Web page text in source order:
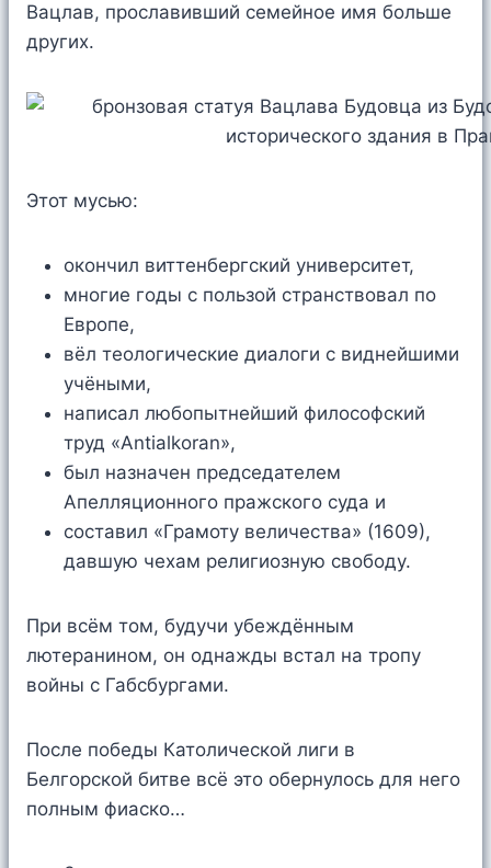
Вацлав, прославивший семейное имя больше
других.
Этот мусью:
окончил виттенбергский университет,
многие годы с пользой странствовал по
Европе,
вёл теологические диалоги с виднейшими
учёными,
написал любопытнейший философский
труд «Antialkoran»,
был назначен председателем
Апелляционного пражского суда и
составил «Грамоту величества» (1609),
давшую чехам религиозную свободу.
При всём том, будучи убеждённым
лютеранином, он однажды встал на тропу
войны с Габсбургами.
После победы Католической лиги в
Белгорской битве всё это обернулось для него
полным фиаско…